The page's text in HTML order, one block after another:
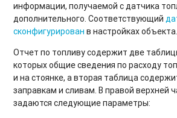
информации, получаемой с датчика
дополнительного. Соответствующий
сконфигурирован в настройках объекта.
Отчет по топливу содержит две
которых общие сведения по расходу
и на стоянке, а вторая таблица
заправкам и сливам. В правой верхней
задаются следующие параметры: